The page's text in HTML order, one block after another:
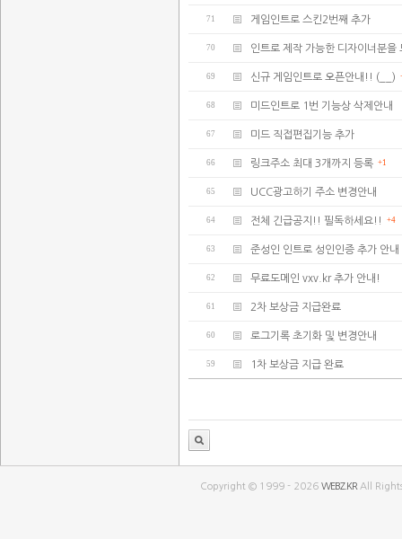
71 게임인트로 스킨2번째 추가
70 인트로 제작 가능한 디자이너분
69 신규 게임인트로 오픈안내!! (__)
68 미드인트로 1번 기능상 삭제안내
67 미드 직접편집기능 추가
66 링크주소 최대 3개까지 등록 +1
65 UCC광고하기 주소 변경안내
64 전체 긴급공지!! 필독하세요!! +4
63 준성인 인트로 성인인증 추가 안
62 무료도메인 vxv.kr 추가 안내!
61 2차 보상금 지급완료
60 로그기록 초기화 및 변경안내
59 1차 보상금 지급 완료
Copyright © 1999 - 2026WEBZ.KR All